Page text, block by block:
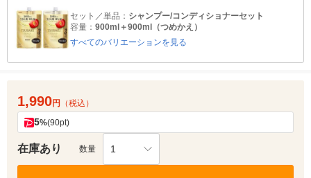
セット／単品： シャンプー/コンディショナーセット
容量： 900ml＋900ml（つめかえ）
すべてのバリエーションを見る
1,990円 （税込）
5%(90pt)
在庫あり 数量 1